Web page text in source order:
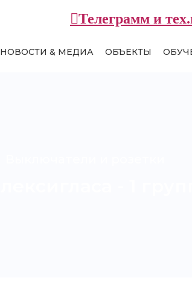
Телеграмм и
НОВОСТИ & МЕДИА ОБЪЕКТЫ